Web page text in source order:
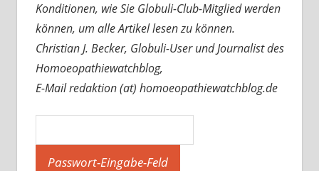
Konditionen, wie Sie Globuli-Club-Mitglied werden
können, um alle Artikel lesen zu können.
Christian J. Becker, Globuli-User und Journalist des
Homoeopathiewatchblog,
E-Mail redaktion (at) homoeopathiewatchblog.de